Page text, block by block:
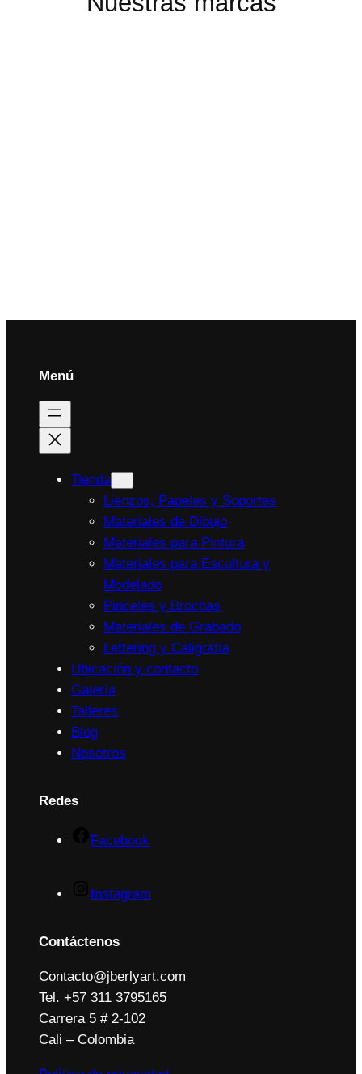
Menú
Tienda
Lienzos, Papeles y Soportes
Materiales de Dibujo
Materiales para Pintura
Materiales para Escultura y
Modelado
Pinceles y Brochas
Materiales de Grabado
Lettering y Caligrafía
Ubicación y contacto
Galería
Talleres
Blog
Nosotros
Redes
Facebook
Instagram
Contáctenos
Contacto@jberlyart.com
Tel. +57 311 3795165
Carrera 5 # 2-102
Cali – Colombia